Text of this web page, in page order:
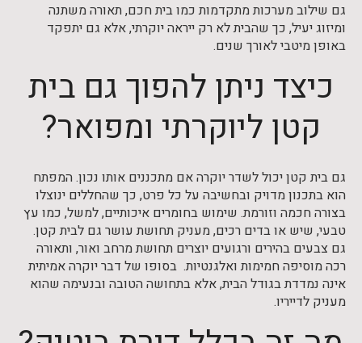
גם שילוב מערכות מתקדמות כמו בית חכם, תאורה משתנה
ומיזוג יעיל, כך שהבית לא רק ייראה יוקרתי, אלא גם יתפקד
באופן מיטבי לאורך שנים.
כיצד ניתן להפוך גם בית
קטן ליוקרתי ומפואר?
גם בית קטן יכול לשדר יוקרה אם מתכננים אותו נכון. המפתח
הוא בתכנון מדויק ובחשיבה על כל פרט, כך שהחללים ינוצלו
בצורה חכמה וזורמת. שימוש בחומרים איכותיים, למשל, כמו עץ
טבעי, שיש או בדים רכים, מעניק תחושת עושר גם לבית קטן.
גם צבעים בהירים ורגועים יוצרים תחושת מרחב ואור, ותאורה
רכה מוסיפה חמימות ואלגנטיות. בסופו של דבר יוקרה אמיתית
אינה נמדדת בגודל הבית, אלא בתחושה הטובה ובנעימה שהוא
מעניק לדייריו.